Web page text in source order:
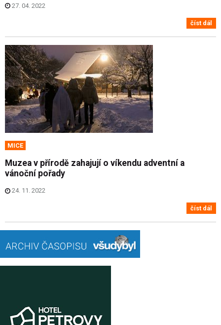
27. 04. 2022
číst dál
MICE
Muzea v přírodě zahajují o víkendu adventní a
vánoční pořady
24. 11. 2022
číst dál